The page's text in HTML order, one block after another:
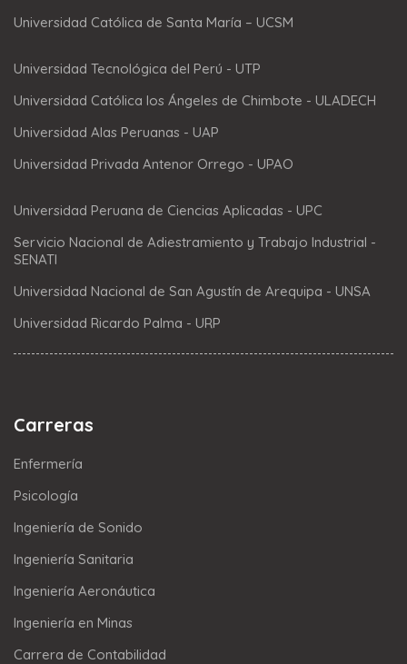
Universidad Católica de Santa María – UCSM
Universidad Tecnológica del Perú - UTP
Universidad Católica los Ángeles de Chimbote - ULADECH
Universidad Alas Peruanas - UAP
Universidad Privada Antenor Orrego - UPAO
Universidad Peruana de Ciencias Aplicadas - UPC
Servicio Nacional de Adiestramiento y Trabajo Industrial -
SENATI
Universidad Nacional de San Agustín de Arequipa - UNSA
Universidad Ricardo Palma - URP
Carreras
Enfermería
Psicología
Ingeniería de Sonido
Ingeniería Sanitaria
Ingeniería Aeronáutica
Ingeniería en Minas
Carrera de Contabilidad